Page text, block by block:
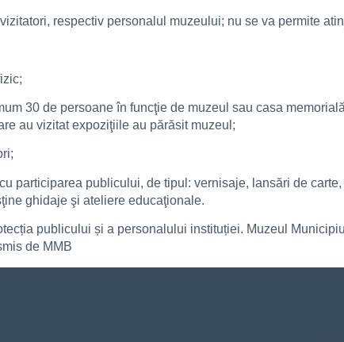
respectiv personalul muzeului; nu se va permite
30 de persoane în funcţie de muzeul sau casa
au vizitat expoziţiile au părăsit muzeul;
participarea publicului, de tipul: vernisaje, lansări de
ghidaje şi ateliere educaţionale.
publicului și a personalului instituției. Muzeul
de MMB